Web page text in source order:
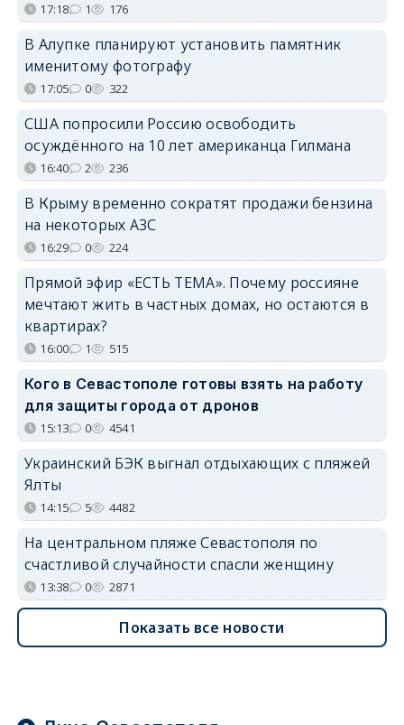
17:18 1 176
В Алупке планируют установить памятник
именитому фотографу
17:05 0 322
США попросили Россию освободить
осуждённого на 10 лет американца Гилмана
16:40 2 236
В Крыму временно сократят продажи бензина
на некоторых АЗС
16:29 0 224
Прямой эфир «ЕСТЬ ТЕМА». Почему россияне
мечтают жить в частных домах, но остаются в
квартирах?
16:00 1 515
Кого в Севастополе готовы взять на работу
для защиты города от дронов
15:13 0 4541
Украинский БЭК выгнал отдыхающих с пляжей
Ялты
14:15 5 4482
На центральном пляже Севастополя по
счастливой случайности спасли женщину
13:38 0 2871
Показать все новости